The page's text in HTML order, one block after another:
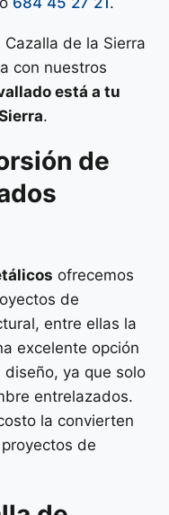
de la Sierra
con nuestros
está a tu
.
de
ofrecemos
de
entre ellas la
excelente opción
ya que solo
entrelazados.
la convierten
de